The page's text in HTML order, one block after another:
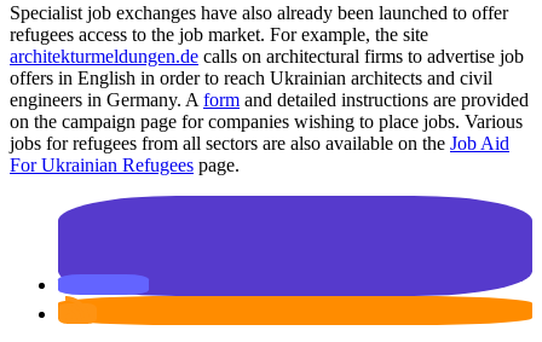
Specialist job exchanges have also already been launched to offer
refugees access to the job market. For example, the site
architekturmeldungen.de calls on architectural firms to advertise job
offers in English in order to reach Ukrainian architects and civil
engineers in Germany. A form and detailed instructions are provided
on the campaign page for companies wishing to place jobs. Various
jobs for refugees from all sectors are also available on the Job Aid
For Ukrainian Refugees page.